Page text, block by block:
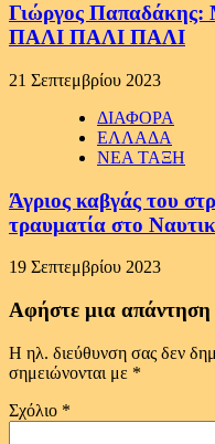
Γιώργος Παπαδάκης:
ΠΑΛΙ ΠΑΛΙ ΠΑΛΙ
21 Σεπτεμβρίου 2023
ΔΙΑΦΟΡΑ
ΕΛΛΑΔΑ
ΝΕΑ ΤΑΞΗ
Άγριος καβγάς του
τραυματία στο
19 Σεπτεμβρίου 2023
Αφήστε μια απάντηση
Η ηλ. διεύθυνση σας δεν
σημειώνονται με *
Σχόλιο *